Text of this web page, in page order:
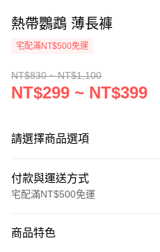
熱帶鸚鵡 薄長褲
宅配滿NT$500免運
NT$830 ~ NT$1,100
NT$299 ~ NT$399
請選擇商品選項
付款與運送方式
宅配滿NT$500免運
信用卡一次付款
商品特色